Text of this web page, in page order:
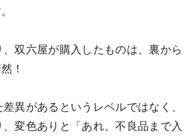
双六屋が購入したものは、裏から
然！
異があるというレベルではなく、
変色ありと「あれ、不良品まで入